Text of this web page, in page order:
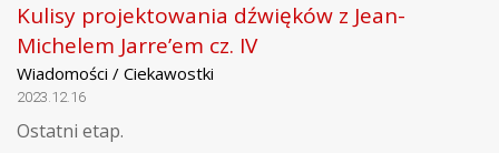
Kulisy projektowania dźwięków z Jean-
Michelem Jarre’em cz. IV
Wiadomości / Ciekawostki
2023.12.16
Ostatni etap.